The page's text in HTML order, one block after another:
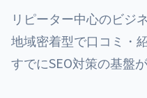
リピーター中心のビジ
地域密着型で口コミ・
すでにSEO対策の基盤